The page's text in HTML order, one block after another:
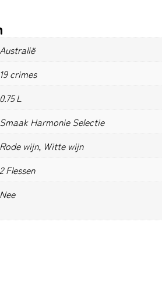
Australië
19 crimes
0.75 L
Smaak Harmonie Selectie
Rode wijn, Witte wijn
2 Flessen
Nee